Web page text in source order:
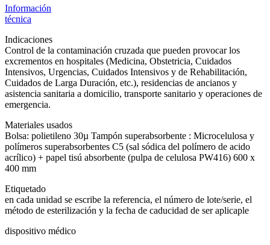
Información
técnica
Indicaciones
Control de la contaminación cruzada que pueden provocar los
excrementos en hospitales (Medicina, Obstetricia, Cuidados
Intensivos, Urgencias, Cuidados Intensivos y de Rehabilitación,
Cuidados de Larga Duración, etc.), residencias de ancianos y
asistencia sanitaria a domicilio, transporte sanitario y operaciones de
emergencia.
Materiales usados
Bolsa: polietileno 30µ Tampón superabsorbente : Microcelulosa y
polímeros superabsorbentes C5 (sal sódica del polímero de acido
acrílico) + papel tisú absorbente (pulpa de celulosa PW416) 600 x
400 mm
Etiquetado
en cada unidad se escribe la referencia, el número de lote/serie, el
método de esterilización y la fecha de caducidad de ser aplicaple
dispositivo médico